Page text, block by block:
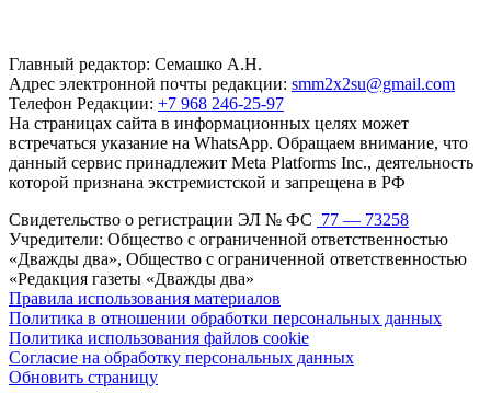
Главный редактор: Семашко А.Н.
Адрес электронной почты редакции: smm2x2su@gmail.com
Телефон Редакции: +7 968 246-25-97
На страницах сайта в информационных целях может
встречаться указание на WhatsApp. Обращаем внимание, что
данный сервис принадлежит Meta Platforms Inc., деятельность
которой признана экстремистской и запрещена в РФ
Свидетельство о регистрации ЭЛ № ФС 77 — 73258
Учредители: Общество с ограниченной ответственностью
«Дважды два», Общество с ограниченной ответственностью
«Редакция газеты «Дважды два»
Правила использования материалов
Политика в отношении обработки персональных данных
Политика использования файлов cookie
Согласие на обработку персональных данных
Обновить страницу